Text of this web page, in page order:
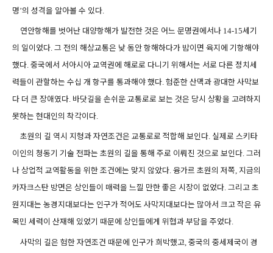
명’의 성격을 알아볼 수 있다
연안항해를 벗어난 대양항해가 발전한 것은 어느 문명권에서나 14-15세기
의 일이었다. 그 전의 해상교통은 낮 동안 항해하다가 밤이면 육지에 기항해야
했다. 중국에서 서아시아 교역권에 해로로 다니기 위해서는 서로 다른 정치세
력들이 관할하는 수십 개 항구를 통과해야 했다. 험준한 산맥과 광대한 사막보
다 더 큰 장애였다. 바닷길을 손쉬운 교통로로 보는 것은 당시 상황을 고려하지
못하는 현대인의 착각이다.
초원의 길 역시 지형과 자연조건은 교통로로 적합해 보인다. 실제로 스키타
이인의 청동기 기술 전파는 초원의 길을 통해 주로 이뤄진 것으로 보인다. 그러
나 상업적 교역활동을 위한 조건에는 맞지 않았다. 융가르 초원의 저쪽, 지금의
카자크스탄 방면은 상인들이 매력을 느낄 만한 좋은 시장이 없었다. 그리고 초
원지대는 농경지대보다는 인구가 적어도 사막지대보다는 많아서 크고 작은 유
목민 세력이 산재해 있었기 때문에 상인들에게 위협과 부담을 주었다.
사막의 길은 험한 자연조건 때문에 인구가 희박했고 ,중국의 중세제국이 경